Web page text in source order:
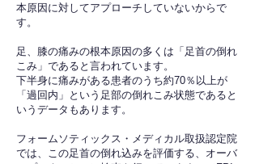
本原因に対してアプローチしていないからで
す。
足、膝の痛みの根本原因の多くは「足首の倒れ
こみ」であると言われています。
下半身に痛みがある患者のうち約70％以上が
「過回内」という足部の倒れこみ状態であると
いうデータもあります。
フォームソティックス・メディカル取扱認定院
では、この足首の倒れ込みを評価する、オーバ